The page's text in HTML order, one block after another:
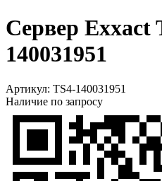
Сервер Exxact
140031951
Артикул: TS4-140031951
Наличие по запросу